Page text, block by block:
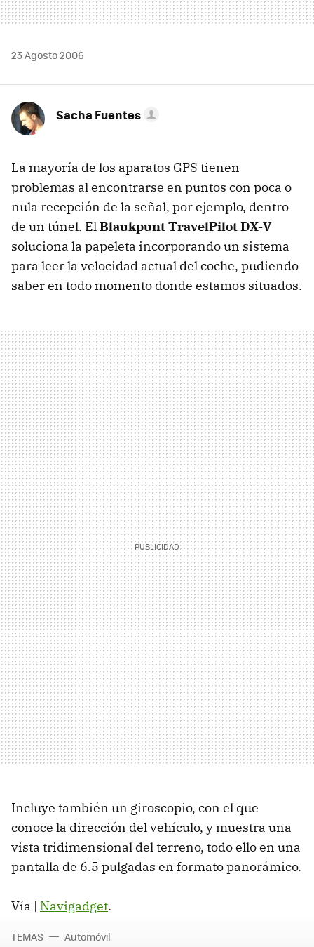
23 Agosto 2006
Sacha Fuentes
La mayoría de los aparatos GPS tienen
problemas al encontrarse en puntos con poca o
nula recepción de la señal, por ejemplo, dentro
de un túnel. ElBlaukpunt TravelPilot DX-V
soluciona la papeleta incorporando un sistema
para leer la velocidad actual del coche, pudiendo
saber en todo momento donde estamos situados.
Incluye también un giroscopio, con el que
conoce la dirección del vehículo, y muestra una
vista tridimensional del terreno, todo ello en una
pantalla de 6.5 pulgadas en formato panorámico.
Vía | Navigadget.
TEMAS Automóvil